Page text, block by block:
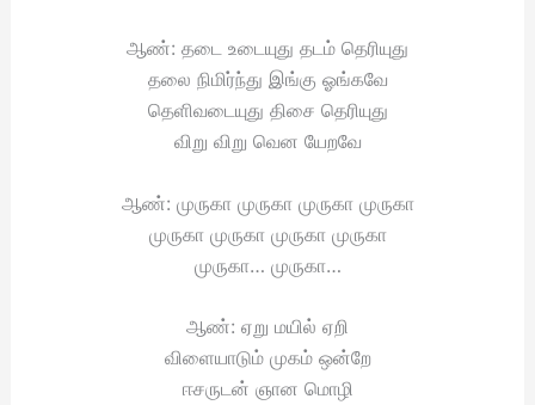
ஆண்: தடை உடையுது தடம் தெரியுது
தலை நிமிர்ந்து இங்கு ஓங்கவே
தெளிவடையுது திசை தெரியுது
விறு விறு வென யேறவே
ஆண்: முருகா முருகா முருகா முருகா
முருகா முருகா முருகா முருகா
முருகா… முருகா…
ஆண்: ஏறு மயில் ஏறி
விளையாடும் முகம் ஒன்றே
ஈசருடன் ஞான மொழி